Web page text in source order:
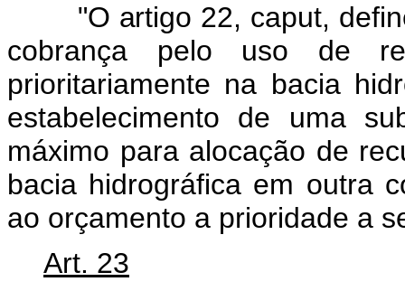
"O artigo 22, caput, define
cobrança pelo uso de
prioritariamente na bacia
estabelecimento de uma
máximo para alocação de
bacia hidrográfica em outra
ao orçamento a prioridade a
Art. 23